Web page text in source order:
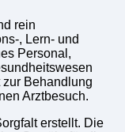
rein
, Lern- und
Personal,
Behandlung
Arztbesuch.
erstellt. Die